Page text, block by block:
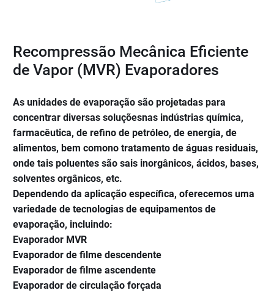
Recompressão Mecânica Eficiente
de Vapor (MVR) Evaporadores
As unidades de evaporação são projetadas para
concentrar diversas soluçõesnas indústrias química,
farmacêutica, de refino de petróleo, de energia, de
alimentos, bem comono tratamento de águas residuais,
onde tais poluentes são sais inorgânicos, ácidos, bases,
solventes orgânicos, etc.
Dependendo da aplicação específica, oferecemos uma
variedade de tecnologias de equipamentos de
evaporação, incluindo:
Evaporador MVR
Evaporador de filme descendente
Evaporador de filme ascendente
Evaporador de circulação forçada